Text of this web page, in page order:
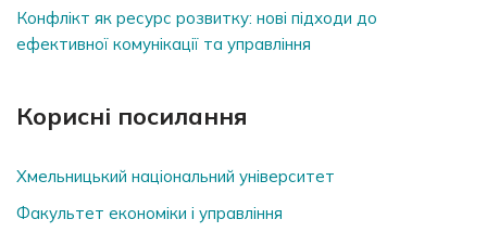
Конфлікт як ресурс розвитку: нові підходи до
ефективної комунікації та управління
Корисні посилання
Хмельницький національний університет
Факультет економіки і управління